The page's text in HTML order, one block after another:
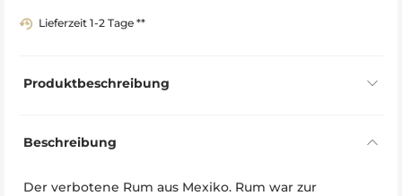
Lieferzeit 1-2 Tage **
Produktbeschreibung
Beschreibung
Der verbotene Rum aus Mexiko. Rum war zur